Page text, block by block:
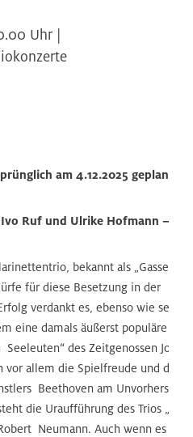
Uhr |
am 4.12.2025 geplante
Ruf und Ulrike Hofmann –
bekannt als
für diese Besetzung in der
verdankt es, ebenso wie seinen
eine damals äußerst populäre
des Zeitgenossen
allem die Spielfreude und die
Beethoven am
die Uraufführung des Trios
Neumann. Auch wenn es